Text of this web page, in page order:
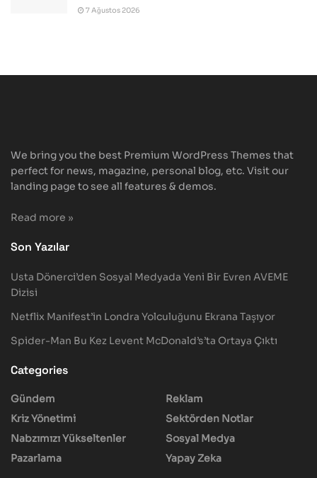
7 Ağustos 2026
We bring you the best Premium WordPress Themes that
perfect for news, magazine, personal blog, etc. Visit our
landing page to see all features & demos.
Read more »
Son Yazılar
Usta Dönerci’den Sosyal Medyada Yeni Bir Evren AVEME
Dizisi
Netflix Manifest’in Londra Yolculuğunu Ekrana Taşıyor
Spider-Man Bu Kez Levent McDonald’s’ta Ortaya Çıktı
Categories
Gündem
Kriz Yönetimi
Nabzımızı Yükseltenler
Pazarlama
Reklam
Sektörden Notlar
Sosyal Medya
Yapay Zeka